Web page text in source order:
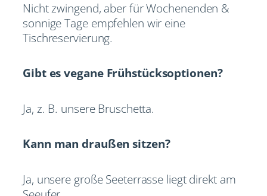
Nicht zwingend, aber für Wochenenden &
sonnige Tage empfehlen wir eine
Tischreservierung.
Gibt es vegane Frühstücksoptionen?
Ja, z. B. unsere Bruschetta.
Kann man draußen sitzen?
Ja, unsere große Seeterrasse liegt direkt am